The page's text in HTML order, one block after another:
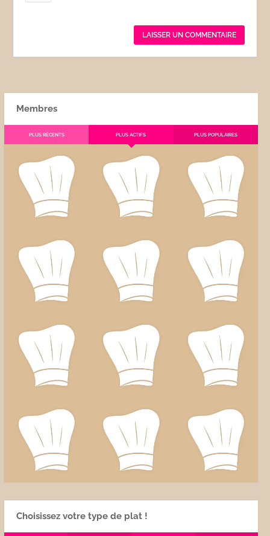
Membres
PLUS RÉCENTS PLUS ACTIFS PLUS POPULAIRES
Choisissez votre type de plat !